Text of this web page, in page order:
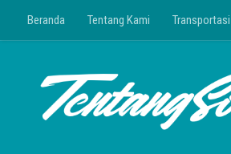
Skip to content
Beranda Tentang Kami Transportasi